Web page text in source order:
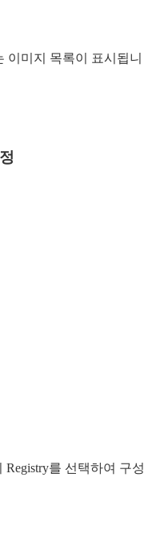
이미지 목록이 표시됩니
를 선택하여 구성